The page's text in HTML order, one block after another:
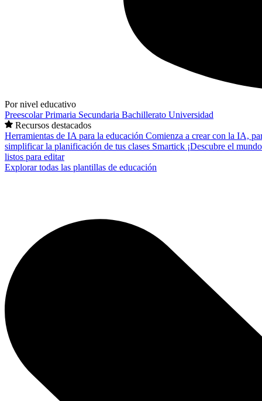
Por nivel educativo
PreescolarPrimaria Secundaria Bachillerato Universidad
Recursos destacados
Herramientas de IA para la educación Comienza a crear con la IA,
simplificar la planificación de tus clases Smartick ¡Descubre el
listos para editar
Explorar todas las plantillas de educación